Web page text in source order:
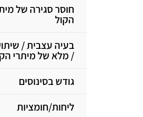
חוסר סגירה של
הקול
בעיה עצבית /
/ מלא של מיתרי
גודש בסינוסים
ליחות/חומציות